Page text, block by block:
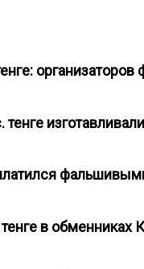
в обменниках